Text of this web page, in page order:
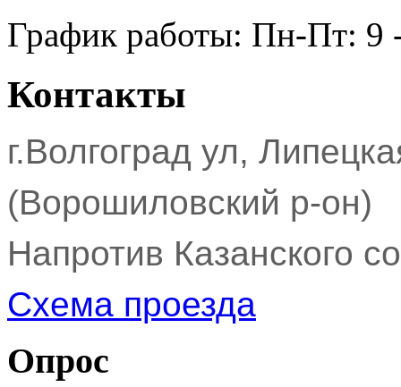
График работы: Пн-Пт: 9
Контакты
г.Волгоград ул,
(Ворошиловский р-он)
Напротив Казанского
Схема проезда
Опрос